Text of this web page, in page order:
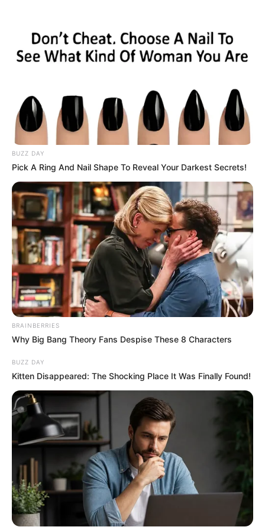
La Base du QUINTÉ au Special Tocard du PMU
QUINTÉ PRIX JULES ROUCAYROL
PRONOSTIC 12-02-2026
BUZZ DAY
Pick A Ring And Nail Shape To Reveal Your Darkest Secrets!
BRAINBERRIES
Why Big Bang Theory Fans Despise These 8 Characters
BUZZ DAY
Kitten Disappeared: The Shocking Place It Was Finally Found!